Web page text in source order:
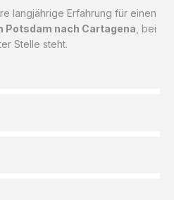
langjährige Erfahrung für einen
Potsdam nach Cartagena , bei
Stelle steht.